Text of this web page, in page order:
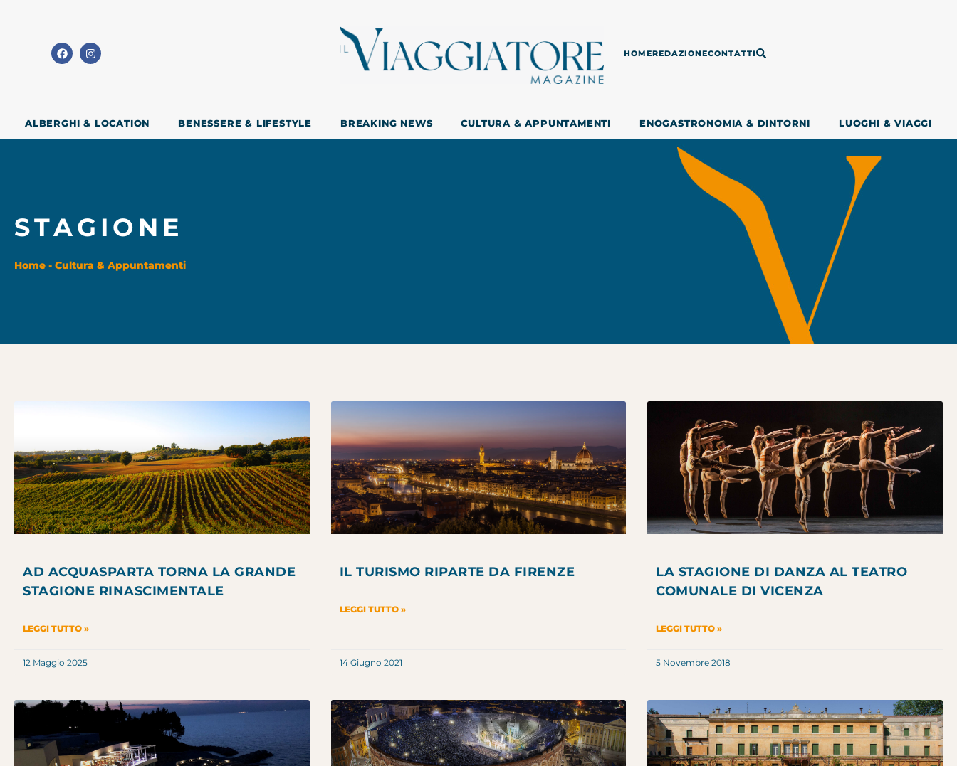
HOMEREDAZIONECONTATTI
ALBERGHI & LOCATION BENESSERE & LIFESTYLE BREAKING NEWS CULTURA & APPUNTAMENTI ENOGASTRONOMIA & DINTORNI LUOGHI & VIAGGI
STAGIONE
Home - Cultura & Appuntamenti
AD ACQUASPARTA TORNA LA GRANDE
STAGIONE RINASCIMENTALE
LEGGI TUTTO »
12 Maggio 2025
IL TURISMO RIPARTE DA FIRENZE
LEGGI TUTTO »
14 Giugno 2021
LA STAGIONE DI DANZA AL TEATRO
COMUNALE DI VICENZA
LEGGI TUTTO »
5 Novembre 2018